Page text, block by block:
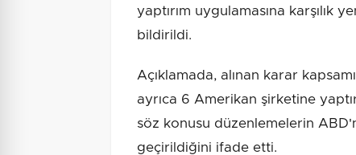
yaptırım uygulamasına karşılık
bildirildi.
Açıklamada, alınan karar
ayrıca 6 Amerikan şirketine
söz konusu düzenlemelerin
geçirildiğini ifade etti.